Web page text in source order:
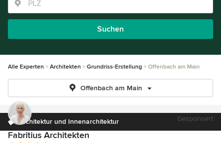
Suchen
Alle Experten Architekten Grundriss-Erstellung Offenbach am Main
Offenbach am Main
Architektur und Innenarchitektur Gesponsert
Fabritius Architekten